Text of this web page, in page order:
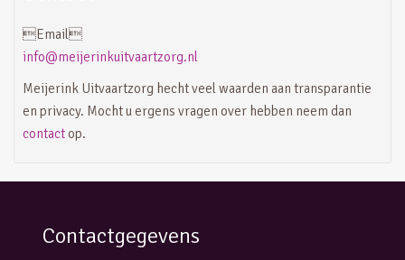
Email
info@meijerinkuitvaartzorg.nl
Meijerink Uitvaartzorg hecht veel waarden aan transparantie
en privacy. Mocht u ergens vragen over hebben neem dan
contact op.
Contactgegevens